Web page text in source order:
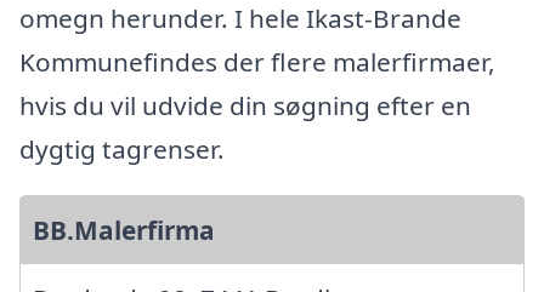
omegn herunder. I hele Ikast-Brande
Kommunefindes der flere malerfirmaer,
hvis du vil udvide din søgning efter en
dygtig tagrenser.
BB.Malerfirma